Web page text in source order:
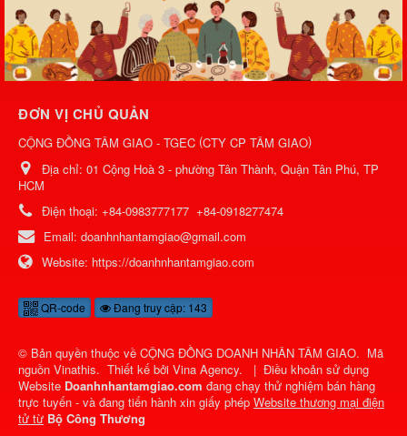
ĐƠN VỊ CHỦ QUẢN
CỘNG ĐỒNG TÂM GIAO - TGEC (CTY CP TÂM GIAO)
Địa chỉ: 01 Cộng Hoà 3 - phường Tân Thành, Quận Tân Phú, TP
HCM
Điện thoại: +84-0983777177 +84-0918277474
Email: doanhnhantamgiao@gmail.com
Website: https://doanhnhantamgiao.com
QR-code Đang truy cập: 143
© Bản quyền thuộc về CỘNG ĐỒNG DOANH NHÂN TÂM GIAO. Mã
nguồn Vinathis. Thiết kế bởi Vina Agency. | Điều khoản sử dụng
Website Doanhnhantamgiao.com đang chạy thử nghiệm bán hàng
trực tuyến - và đang tiến hành xin giấy phép Website thương mại điện
tử từ Bộ Công Thương